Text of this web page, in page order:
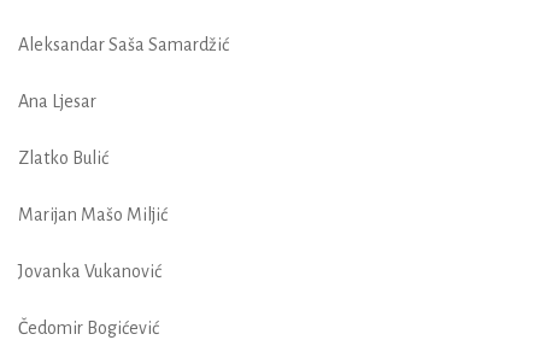
Aleksandar Saša Samardžić
Ana Ljesar
Zlatko Bulić
Marijan Mašo Miljić
Jovanka Vukanović
Čedomir Bogićević